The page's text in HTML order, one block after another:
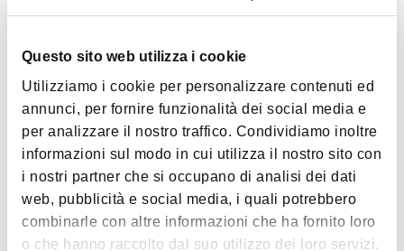
Questo sito web utilizza i cookie
Utilizziamo i cookie per personalizzare contenuti ed
annunci, per fornire funzionalità dei social media e
per analizzare il nostro traffico. Condividiamo inoltre
informazioni sul modo in cui utilizza il nostro sito con
i nostri partner che si occupano di analisi dei dati
web, pubblicità e social media, i quali potrebbero
combinarle con altre informazioni che ha fornito loro
o che hanno raccolto dal suo utilizzo dei loro servizi.
Centro Commerciale Minganti
BOLOGNA CENTRI COMMERCIALI
ARCHEOLOGIA INDUSTRIALE